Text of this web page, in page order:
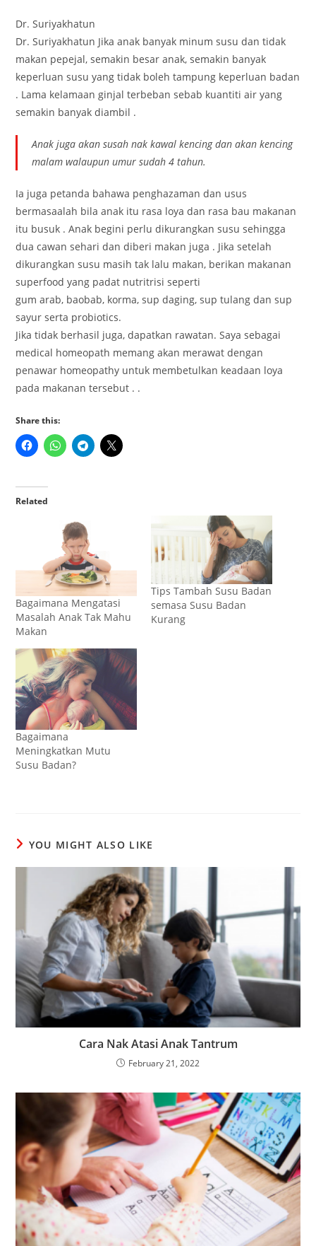
Dr. Suriyakhatun
Dr. Suriyakhatun Jika anak banyak minum susu dan tidak
makan pepejal, semakin besar anak, semakin banyak
keperluan susu yang tidak boleh tampung keperluan badan
. Lama kelamaan ginjal terbeban sebab kuantiti air yang
semakin banyak diambil .
Anak juga akan susah nak kawal kencing dan akan kencing
malam walaupun umur sudah 4 tahun.
Ia juga petanda bahawa penghazaman dan usus
bermasaalah bila anak itu rasa loya dan rasa bau makanan
itu busuk . Anak begini perlu dikurangkan susu sehingga
dua cawan sehari dan diberi makan juga . Jika setelah
dikurangkan susu masih tak lalu makan, berikan makanan
superfood yang padat nutritrisi seperti
gum arab, baobab, korma, sup daging, sup tulang dan sup
sayur serta probiotics.
Jika tidak berhasil juga, dapatkan rawatan. Saya sebagai
medical homeopath memang akan merawat dengan
penawar homeopathy untuk membetulkan keadaan loya
pada makanan tersebut . .
Share this:
Related
Bagaimana Mengatasi
Masalah Anak Tak Mahu
Makan
Tips Tambah Susu Badan
semasa Susu Badan
Kurang
Bagaimana
Meningkatkan Mutu
Susu Badan?
YOU MIGHT ALSO LIKE
Cara Nak Atasi Anak Tantrum
February 21, 2022